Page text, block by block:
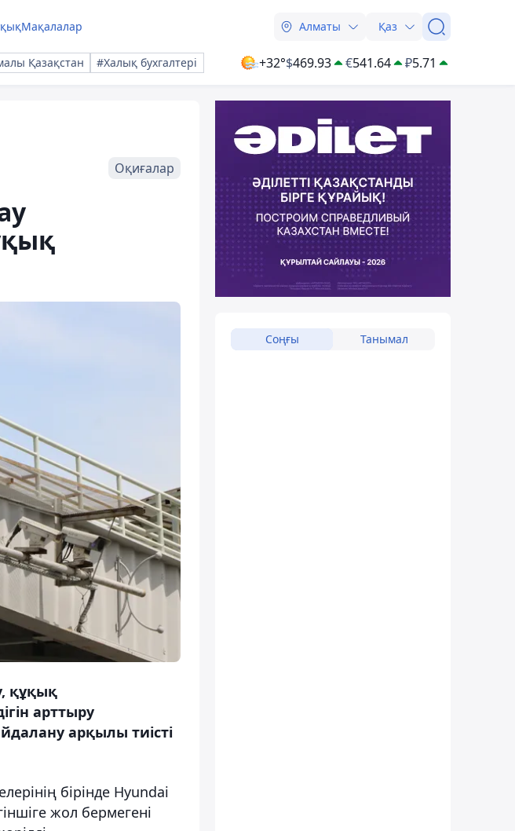
Мақалалар Алматы Қаз
Қазақстан #Халық бухгалтері +32°$469.93 €541.64 ₽5.71
Оқиғалар
құқық
арттыру
арқылы тиісті
бірінде Hyundai
жол бермегені
Соңғы Танымал